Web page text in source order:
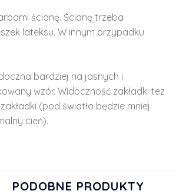
ścianę. Ścianę trzeba
lateksu. W innym przypadku
bardziej na jasnych i
wzór. Widoczność zakładki tez
(pod światło będzie mniej
cień).
PODOBNE PRODUKTY